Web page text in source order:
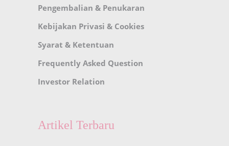
Pengembalian & Penukaran
Kebijakan Privasi & Cookies
Syarat & Ketentuan
Frequently Asked Question
Investor Relation
Artikel Terbaru